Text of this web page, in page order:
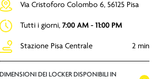
Via Cristoforo Colombo 6, 56125 Pisa
Tutti i giorni, 7:00 AM - 11:00 PM
Stazione Pisa Centrale 2 min
DIMENSIONI DEI LOCKER DISPONIBILI IN